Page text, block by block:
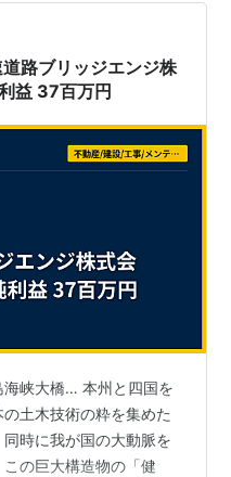
の顔と裏の顔：2つの研
ーには、技術者が自由
」が存在していたといい
Goog…
路ブリッジエンジ株
益 37百万円
海峡大橋… 本州と四国を
土木技術の粋を集めた
時に我が国の大動脈を
の巨大構造物の「健